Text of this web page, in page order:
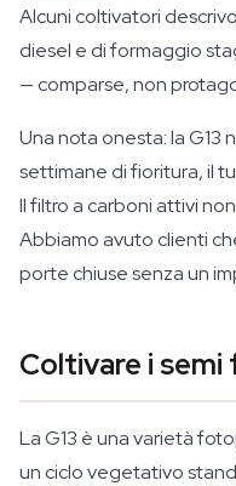
Alcuni coltivatori
diesel e di formaggio
— comparse, non
Una nota onesta: la G13
settimane di fioritura, il
Il filtro a carboni attivi
Abbiamo avuto clienti
porte chiuse senza un
Coltivare i semi
La G13 è una varietà
un ciclo vegetativo